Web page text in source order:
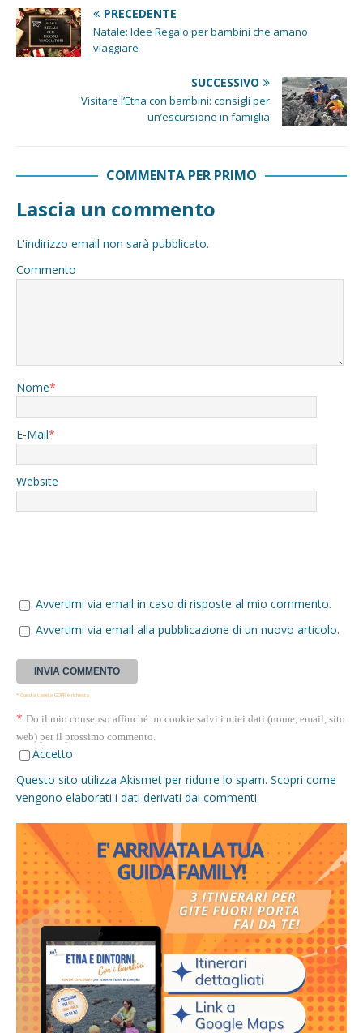
PRECEDENTE
Natale: Idee Regalo per bambini che amano
viaggiare
SUCCESSIVO
Visitare l’Etna con bambini: consigli per
un’escursione in famiglia
COMMENTA PER PRIMO
Lascia un commento
L'indirizzo email non sarà pubblicato.
Commento
Nome*
E-Mail*
Website
Avvertimi via email in caso di risposte al mio commento.
Avvertimi via email alla pubblicazione di un nuovo articolo.
* Questa casella GDPR è richiesta
* Do il mio consenso affinché un cookie salvi i miei dati (nome, email, sito
web) per il prossimo commento.
Accetto
Questo sito utilizza Akismet per ridurre lo spam. Scopri come
vengono elaborati i dati derivati dai commenti.